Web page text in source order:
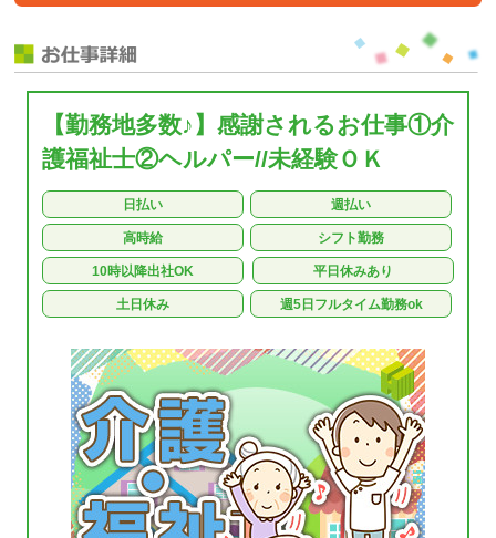
【勤務地多数♪】感謝されるお仕事①介
護福祉士②ヘルパー//未経験ＯＫ
日払い 週払い
高時給 シフト勤務
10時以降出社OK 平日休みあり
土日休み 週5日フルタイム勤務ok